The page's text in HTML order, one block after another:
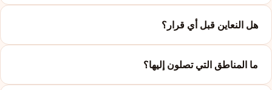
هل النعاين قبل أي قرار؟
ما المناطق التي تصلون إليها؟